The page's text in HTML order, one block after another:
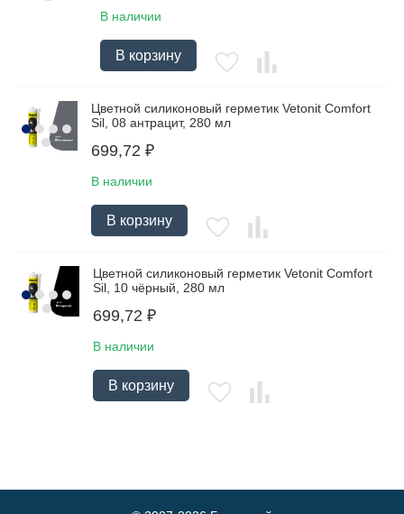
В наличии
В корзину
Цветной силиконовый герметик Vetonit Comfort
Sil, 08 антрацит, 280 мл
699,72 ₽
В наличии
В корзину
Цветной силиконовый герметик Vetonit Comfort
Sil, 10 чёрный, 280 мл
699,72 ₽
В наличии
В корзину